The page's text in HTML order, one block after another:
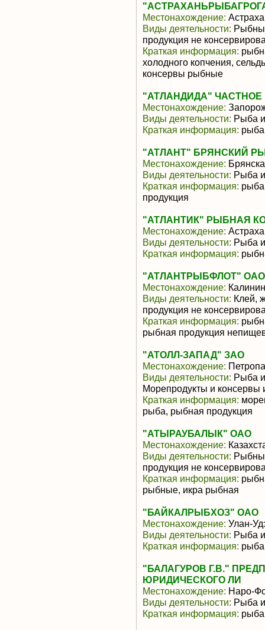
Местонахождение:
Виды деятельности:
продукция не
Краткая информация:
холодного копчения,
консервы рыбные
"АТЛАНДИДА"
Местонахождение:
Виды деятельности: Рыба
Краткая информация:
"АТЛАНТ" БРЯНСКИЙ
Местонахождение:
Виды деятельности: Рыба
Краткая информация:
продукция
"АТЛАНТИК" РЫБНАЯ
Местонахождение:
Виды деятельности: Рыба
Краткая информация:
"АТЛАНТРЫБФЛОТ" ОАО
Местонахождение:
Виды деятельности: Клей,
продукция не
Краткая информация:
рыбная продукция
"АТОЛЛ-ЗАПАД" ЗАО
Местонахождение:
Виды деятельности: Рыба
Морепродукты и консервы
Краткая информация:
рыба, рыбная продукция
"АТЫРАУБАЛЫК" ОАО
Местонахождение:
Виды деятельности:
продукция не
Краткая информация:
рыбные, икра рыбная
"БАЙКАЛРЫБХОЗ" ОАО
Местонахождение: Улан-
Виды деятельности: Рыба
Краткая информация:
"БАЛАГУРОВ Г.В."
ЮРИДИЧЕСКОГО ЛИ
Местонахождение: Наро-
Виды деятельности: Рыба
Краткая информация: